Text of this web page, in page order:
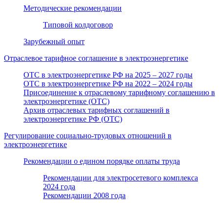
Методические рекомендации
Типовой колдоговор
Зарубежный опыт
Отраслевое тарифное соглашение в электроэнергетике
ОТС в электроэнергетике РФ на 2025 – 2027 годы
ОТС в электроэнергетике РФ на 2022 – 2024 годы
Присоединение к отраслевому тарифному соглашению в
электроэнергетике (ОТС)
Архив отраслевых тарифных соглашений в
электроэнергетике РФ (ОТС)
Регулирование социально-трудовых отношений в
электроэнергетике
Рекомендации о едином порядке оплаты труда
Рекомендации для электросетевого комплекса
2024 года
Рекомендации 2008 года